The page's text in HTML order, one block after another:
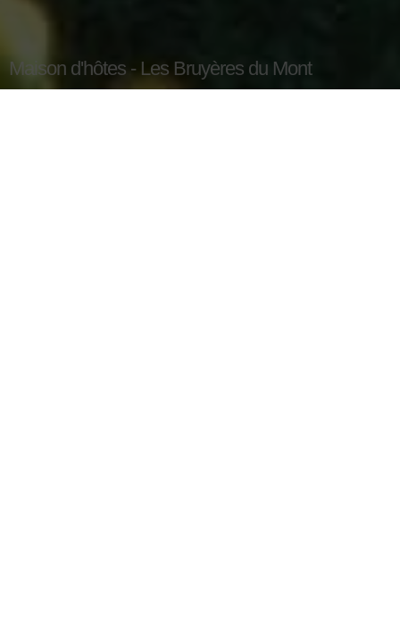
Maison d'hôtes - Les Bruyères du Mont